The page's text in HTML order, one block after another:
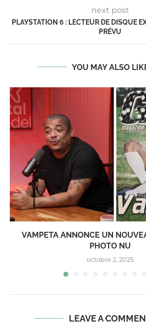
next post
PLAYSTATION 6 : LECTEUR DE DISQUE
PRÉVU
YOU MAY ALSO
VAMPETA ANNONCE UN
PHOTO NU
octobre 2, 2025
LEAVE A